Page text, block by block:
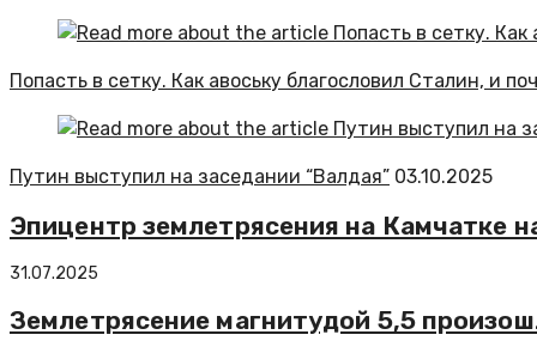
Попасть в сетку. Как авоську благословил Сталин, и
Путин выступил на заседании “Валдая” 03.10.2025
Эпицентр землетрясения на Камчатке
31.07.2025
Землетрясение магнитудой 5,5